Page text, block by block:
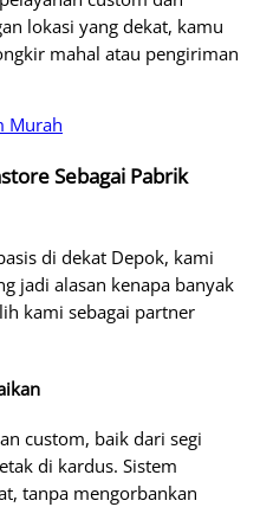
lokasi yang dekat, kamu
mahal atau pengiriman
Murah
Sebagai Pabrik
di dekat Depok, kami
jadi alasan kenapa banyak
kami sebagai partner
custom, baik dari segi
di kardus. Sistem
tanpa mengorbankan